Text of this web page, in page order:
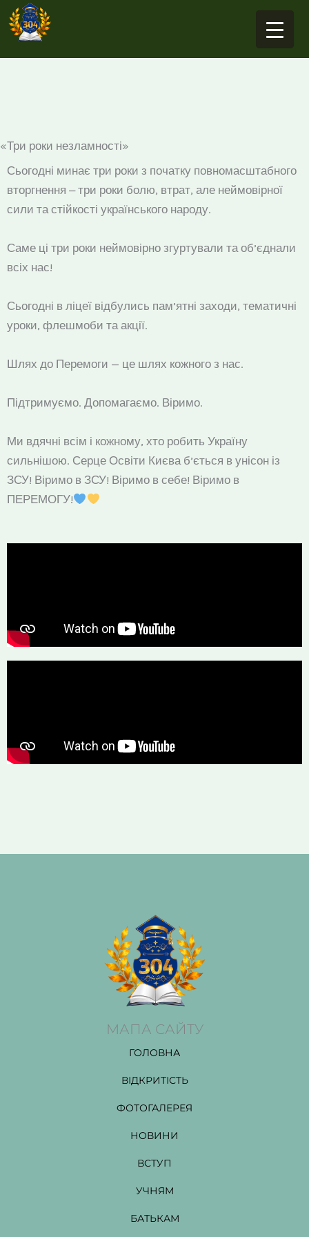
Перейти
до
«Три роки незламності»
Сьогодні минає три роки з початку повномасштабного
вторгнення ‒ три роки болю, втрат, але неймовірної
сили та стійкості українського народу.
Саме ці три роки неймовірно згуртували та об’єднали
всіх нас!
Сьогодні в ліцеї відбулись пам’ятні заходи, тематичні
уроки, флешмоби та акції.
Шлях до Перемоги — це шлях кожного з нас.
Підтримуємо. Допомагаємо. Віримо.
Ми вдячні всім і кожному, хто робить Україну
сильнішою. Серце Освіти Києва б’ється в унісон із
ЗСУ! Віримо в ЗСУ! Віримо в себе! Віримо в
ПЕРЕМОГУ!
МАПА САЙТУ
ГОЛОВНА
ВІДКРИТІСТЬ
ФОТОГАЛЕРЕЯ
НОВИНИ
ВСТУП
УЧНЯМ
БАТЬКАМ